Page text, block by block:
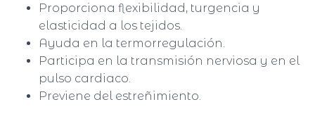
Proporciona flexibilidad, turgencia y
elasticidad a los tejidos.
Ayuda en la termorregulación.
Participa en la transmisión nerviosa y en el
pulso cardiaco.
Previene del estreñimiento.